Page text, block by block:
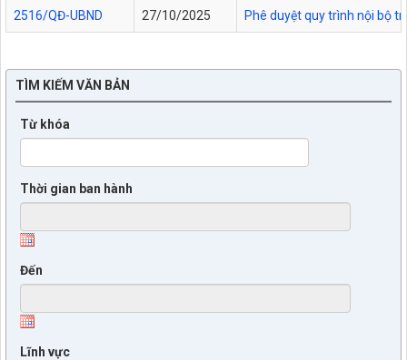
2516/QĐ-UBND 27/10/2025 Phê duyệt quy trình nội bộ
TÌM KIẾM VĂN BẢN
Từ khóa
Thời gian ban hành
Đến
Lĩnh vực